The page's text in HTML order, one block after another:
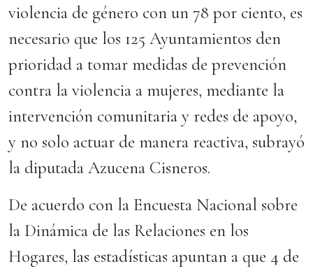
violencia de género con un 78 por ciento, es
necesario que los 125 Ayuntamientos den
prioridad a tomar medidas de prevención
contra la violencia a mujeres, mediante la
intervención comunitaria y redes de apoyo,
y no solo actuar de manera reactiva, subrayó
la diputada Azucena Cisneros.
De acuerdo con la Encuesta Nacional sobre
la Dinámica de las Relaciones en los
Hogares, las estadísticas apuntan a que 4 de